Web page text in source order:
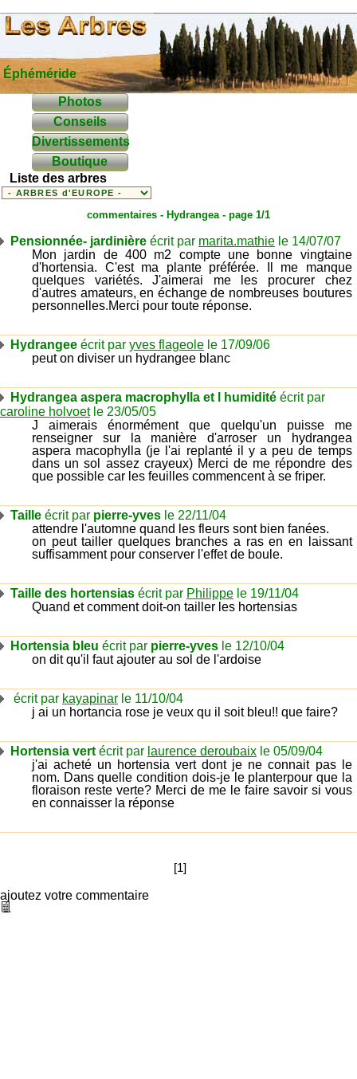
Éphéméride
Photos
Conseils
Divertissements
Boutique
Liste des arbres
commentaires - Hydrangea- page 1/1
Pensionnée- jardinière écrit par marita.mathie le 14/07/07
Mon jardin de 400 m2 compte une bonne vingtaine
d'hortensia. C'est ma plante préférée. Il me manque
quelques variétés. J'aimerai me les procurer chez
d'autres amateurs, en échange de nombreuses boutures
personnelles.Merci pour toute réponse.
Hydrangee écrit par yves flageole le 17/09/06
peut on diviser un hydrangee blanc
Hydrangea aspera macrophylla et l humidité écrit par
caroline holvoetle 23/05/05
J aimerais énormément que quelqu'un puisse me
renseigner sur la manière d'arroser un hydrangea
aspera macophylla (je l'ai replanté il y a peu de temps
dans un sol assez crayeux) Merci de me répondre des
que possible car les feuilles commencent à se friper.
Taille écrit par pierre-yves le 22/11/04
attendre l'automne quand les fleurs sont bien fanées.
on peut tailler quelques branches a ras en en laissant
suffisamment pour conserver l'effet de boule.
Taille des hortensias écrit par Philippe le 19/11/04
Quand et comment doit-on tailler les hortensias
Hortensia bleu écrit par pierre-yves le 12/10/04
on dit qu'il faut ajouter au sol de l'ardoise
écrit par kayapinar le 11/10/04
j ai un hortancia rose je veux qu il soit bleu!! que faire?
Hortensia vert écrit par laurence deroubaix le 05/09/04
j'ai acheté un hortensia vert dont je ne connait pas le
nom. Dans quelle condition dois-je le planterpour que la
floraison reste verte? Merci de me le faire savoir si vous
en connaisser la réponse
[1]
ajoutez votre commentaire